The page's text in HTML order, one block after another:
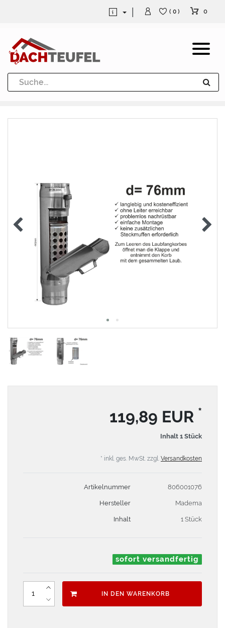
Dachrinne und Fallrohre
Werkzeuge und Löttechnik
( 0 ) 0
119,89 EUR *
Inhalt 1 Stück
* inkl. ges. MwSt. zzgl. Versandkosten
Artikelnummer 806001076
Hersteller Madema
Inhalt 1 Stück
sofort versandfertig
IN DEN WARENKORB